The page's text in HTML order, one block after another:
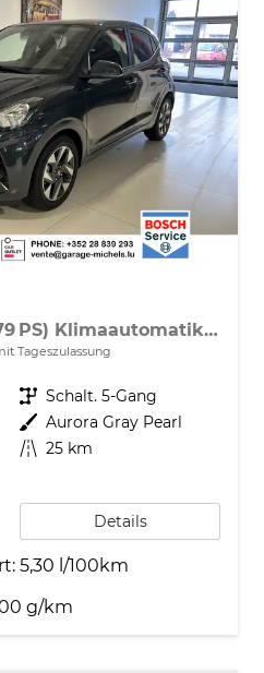
GO+ 1.2 MT 58 kW (79 PS) Klimaautomatik, Navigationssystem, Apple CarPlay & Android Auto, Sitzheizung, Lenkradheizung, Einparkhilfe hinten, Rückfahrkamera, Privacy Glass, 15" Leichtmetallfelgen, uvm.
Tageszulassung
Getriebe Schalt. 5-Gang
Außenfarbe Aurora Gray Pearl
Kilometerstand 25 km
Details
5,30 l/100km
g/km